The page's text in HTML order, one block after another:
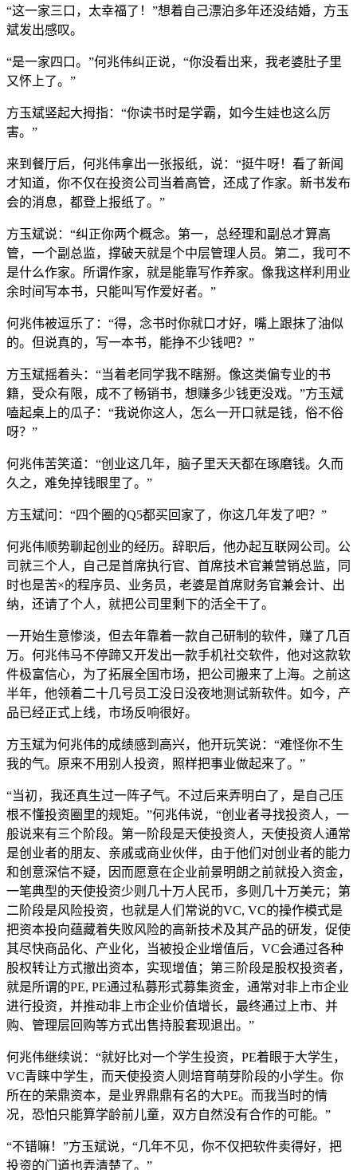
“这一家三口，太幸福了！”想着自己漂泊多年还没结婚，方玉
斌发出感叹。
“是一家四口。”何兆伟纠正说，“你没看出来，我老婆肚子里
又怀上了。”
方玉斌竖起大拇指：“你读书时是学霸，如今生娃也这么厉
害。”
来到餐厅后，何兆伟拿出一张报纸，说：“挺牛呀！看了新闻
才知道，你不仅在投资公司当着高管，还成了作家。新书发布
会的消息，都登上报纸了。”
方玉斌说：“纠正你两个概念。第一，总经理和副总才算高
管，一个副总监，撑破天就是个中层管理人员。第二，我可不
是什么作家。所谓作家，就是能靠写作养家。像我这样利用业
余时间写本书，只能叫写作爱好者。”
何兆伟被逗乐了：“得，念书时你就口才好，嘴上跟抹了油似
的。但说真的，写一本书，能挣不少钱吧？”
方玉斌摇着头：“当着老同学我不瞎掰。像这类偏专业的书
籍，受众有限，成不了畅销书，想赚多少钱更没戏。”方玉斌
嗑起桌上的瓜子：“我说你这人，怎么一开口就是钱，俗不俗
呀？”
何兆伟苦笑道：“创业这几年，脑子里天天都在琢磨钱。久而
久之，难免掉钱眼里了。”
方玉斌问：“四个圈的Q5都买回家了，你这几年发了吧？”
何兆伟顺势聊起创业的经历。辞职后，他办起互联网公司。公
司就三个人，自己是首席执行官、首席技术官兼营销总监，同
时也是苦×的程序员、业务员，老婆是首席财务官兼会计、出
纳，还请了个人，就把公司里剩下的活全干了。
一开始生意惨淡，但去年靠着一款自己研制的软件，赚了几百
万。何兆伟马不停蹄又开发出一款手机社交软件，他对这款软
件极富信心，为了拓展全国市场，把公司搬来了上海。之前这
半年，他领着二十几号员工没日没夜地测试新软件。如今，产
品已经正式上线，市场反响很好。
方玉斌为何兆伟的成绩感到高兴，他开玩笑说：“难怪你不生
我的气。原来不用别人投资，照样把事业做起来了。”
“当初，我还真生过一阵子气。不过后来弄明白了，是自己压
根不懂投资圈里的规矩。”何兆伟说，“创业者寻找投资人，一
般说来有三个阶段。第一阶段是天使投资人，天使投资人通常
是创业者的朋友、亲戚或商业伙伴，由于他们对创业者的能力
和创意深信不疑，因而愿意在企业前景明朗之前就投入资金，
一笔典型的天使投资少则几十万人民币，多则几十万美元；第
二阶段是风险投资，也就是人们常说的VC, VC的操作模式是
把资本投向蕴藏着失败风险的高新技术及其产品的研发，促使
其尽快商品化、产业化，当被投企业增值后，VC会通过各种
股权转让方式撤出资本，实现增值；第三阶段是股权投资者，
就是所谓的PE, PE通过私募形式募集资金，通常对非上市企业
进行投资，并推动非上市企业价值增长，最终通过上市、并
购、管理层回购等方式出售持股套现退出。”
何兆伟继续说：“就好比对一个学生投资，PE着眼于大学生，
VC青睐中学生，而天使投资人则培育萌芽阶段的小学生。你
所在的荣鼎资本，是业界鼎鼎有名的大PE。而我当时的情
况，恐怕只能算学龄前儿童，双方自然没有合作的可能。”
“不错嘛！”方玉斌说，“几年不见，你不仅把软件卖得好，把
投资的门道也弄清楚了。”